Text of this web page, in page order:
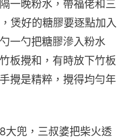
一晚粉水，帶福佬和三
煲好的糖膠要逐點加入
一勺把糖膠滲入粉水
板攪和，有時放下竹板
攪是精粹，攪得均勻年
大兜，三叔婆把柴火透